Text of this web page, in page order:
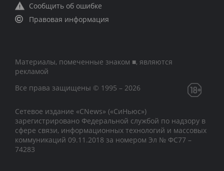
Сообщить об ошибке
Правовая информация
Материалы, помеченные знаком ■, являются
рекламой
Все права защищены © 1995 – 2026
Сетевое издание «CNews» («СиНьюс»)
зарегистрировано Федеральной службой по надзору в
сфере связи, информационных технологий и массовых
коммуникаций 09.11.2018 за номером Эл № ФС77 –
74283